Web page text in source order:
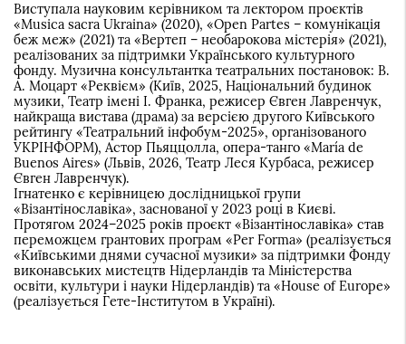
Виступала науковим керівником та лектором проєктів
«Musica sacra Ukraina» (2020), «Open Partes – комунікація
беж меж» (2021) та «Вертеп – необарокова містерія» (2021),
реалізованих за підтримки Українського культурного
фонду. Музична консультантка театральних постановок: В.
А. Моцарт «Реквієм» (Київ, 2025, Національний будинок
музики, Театр імені І. Франка, режисер Євген Лавренчук,
найкраща вистава (драма) за версією другого Київського
рейтингу «Театральний інфобум-2025», організованого
УКРІНФОРМ), Астор Пьяццолла, опера-танго «María de
Buenos Aires» (Львів, 2026, Театр Леся Курбаса, режисер
Євген Лавренчук).
Ігнатенко є керівницею дослідницької групи
«Візантінославіка», заснованої у 2023 році в Києві.
Протягом 2024–2025 років проєкт «Візантінославіка» став
переможцем грантових програм «Per Forma» (реалізується
«Київськими днями сучасної музики» за підтримки Фонду
виконавських мистецтв Нідерландів та Міністерства
освіти, культури і науки Нідерландів) та «House of Europe»
(реалізується Гете-Інститутом в Україні).